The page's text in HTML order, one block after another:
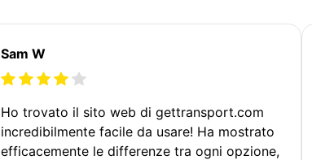
Sam W
Ho trovato il sito web di gettransport.com
incredibilmente facile da usare! Ha mostrato
efficacemente le differenze tra ogni opzione,